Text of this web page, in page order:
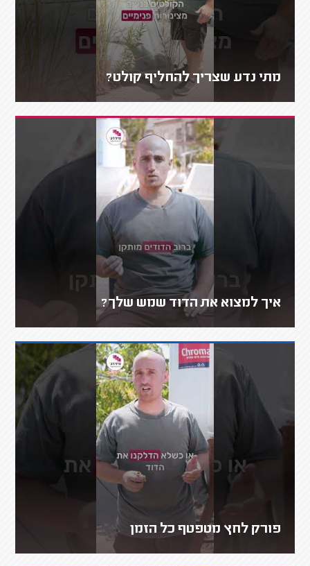
מתי נדע שצריך להחליף קולט?
איך למצוא את הדוד שמש שלך?
פורק לחץ מטפטף כל הזמן